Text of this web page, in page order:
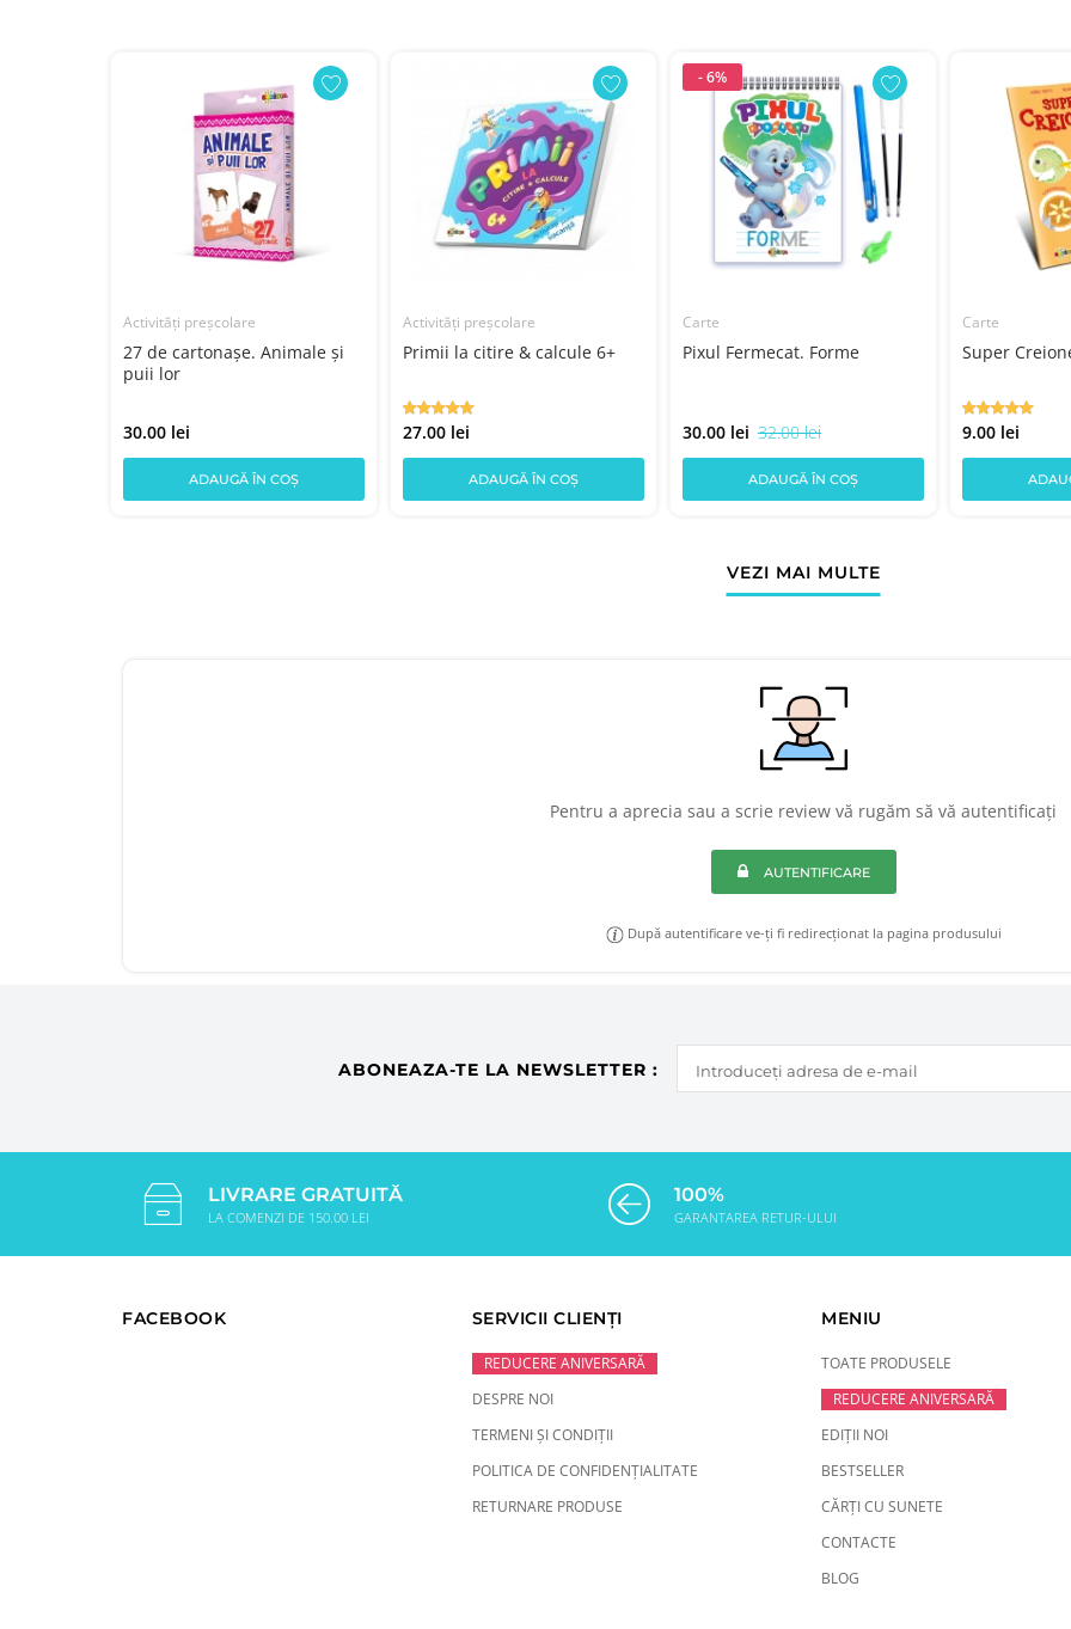
Activități preșcolare
27 de cartonașe. Animale și
puii lor
30.00 lei
ADAUGĂ ÎN COȘ
Activități preșcolare
Primii la citire & calcule 6+
27.00 lei
ADAUGĂ ÎN COȘ
- 6%
Carte
Pixul Fermecat. Forme
30.00 lei 32.00 lei
ADAUGĂ ÎN COȘ
Carte
Super
9.00 lei
VEZI MAI MULTE
Pentru a aprecia sau a scrie review vă rugăm să vă autentificați
AUTENTIFICARE
După autentificare ve-ți fi redirecționat la pagina produsului
ABONEAZA-TE LA NEWSLETTER :
LIVRARE GRATUITĂ
LA COMENZI DE 150.00 LEI
100%
GARANTAREA RETUR-ULUI
FACEBOOK SERVICII CLIENȚI
REDUCERE ANIVERSARĂ
DESPRE NOI
TERMENI ȘI CONDIȚII
POLITICA DE CONFIDENȚIALITATE
RETURNARE PRODUSE
MENIU
TOATE PRODUSELE
REDUCERE ANIVERSARĂ
EDIȚII NOI
BESTSELLER
CĂRȚI CU SUNETE
CONTACTE
BLOG